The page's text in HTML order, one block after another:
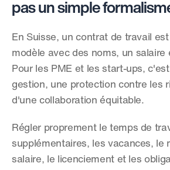
pas un simple
En Suisse, un contrat de travail
modèle avec des noms, un salaire
Pour les PME et les start-ups,
gestion, une protection contre les
d'une collaboration équitable.
Régler proprement le temps de
supplémentaires, les vacances, le
salaire, le licenciement et les